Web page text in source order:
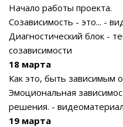
Начало работы проекта.
Созависимость - это... -
Диагностический блок -
созависимости
18 марта
Как это, быть зависимым
Эмоциональная
решения. - видеоматериал
19 марта